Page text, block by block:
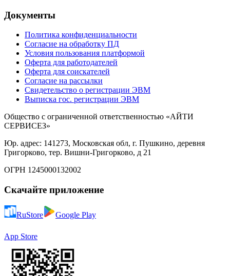
Документы
Политика конфиденциальности
Согласие на обработку ПД
Условия пользования платформой
Оферта для работодателей
Оферта для соискателей
Согласие на рассылки
Свидетельство о регистрации ЭВМ
Выписка гос. регистрации ЭВМ
Общество с ограниченной ответственностью «АЙТИ
СЕРВИСЕЗ»
Юр. адрес: 141273, Московская обл, г. Пушкино, деревня
Григорково, тер. Вишни-Григорково, д 21
ОГРН 1245000132002
Скачайте приложение
RuStore Google Play
App Store